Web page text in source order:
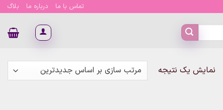
تماس با ما درباره ما بلاگ
نمایش یک نتیجه